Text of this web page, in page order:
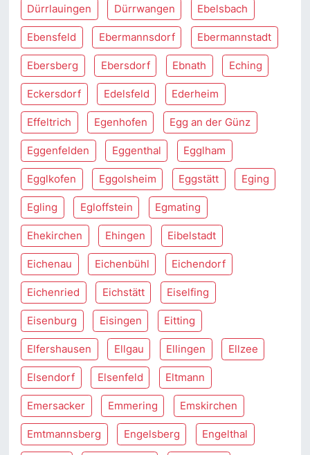
Dürrlauingen Dürrwangen Ebelsbach
Ebensfeld Ebermannsdorf Ebermannstadt
Ebersberg Ebersdorf Ebnath Eching
Eckersdorf Edelsfeld Ederheim
Effeltrich Egenhofen Egg an der Günz
Eggenfelden Eggenthal Egglham
Egglkofen Eggolsheim Eggstätt Eging
Egling Egloffstein Egmating
Ehekirchen Ehingen Eibelstadt
Eichenau Eichenbühl Eichendorf
Eichenried Eichstätt Eiselfing
Eisenburg Eisingen Eitting
Elfershausen Ellgau Ellingen Ellzee
Elsendorf Elsenfeld Eltmann
Emersacker Emmering Emskirchen
Emtmannsberg Engelsberg Engelthal